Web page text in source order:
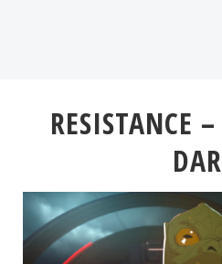
RESISTANCE